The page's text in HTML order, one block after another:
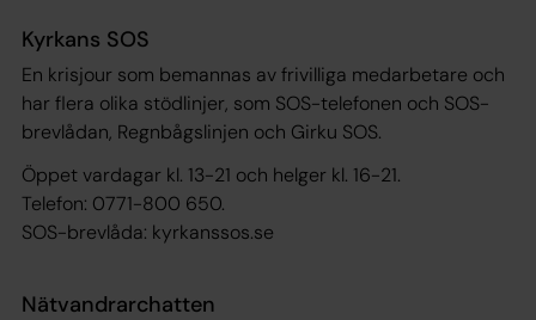
Kyrkans SOS
En krisjour som bemannas av frivilliga medarbetare och
har flera olika stödlinjer, som SOS-telefonen och SOS-
brevlådan, Regnbågslinjen och Girku SOS.
Öppet vardagar kl. 13-21 och helger kl. 16-21.
Telefon: 0771-800 650.
SOS-brevlåda: kyrkanssos.se
Nätvandrarchatten